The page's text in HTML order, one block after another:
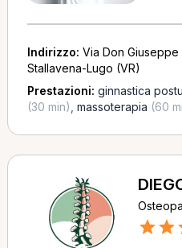
Indirizzo: Via Don Giuseppe
Stallavena-Lugo (VR)
Prestazioni: ginnastica
(30 min) massoterapia (60